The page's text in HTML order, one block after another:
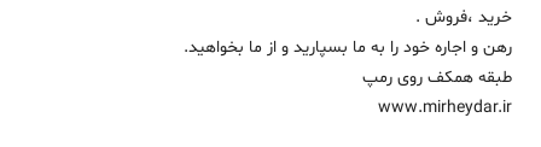
خرید ،فروش .
رهن و اجاره خود را به ما بسپارید و از ما بخواهید.
طبقه همکف روی رمپ
www.mirheydar.ir